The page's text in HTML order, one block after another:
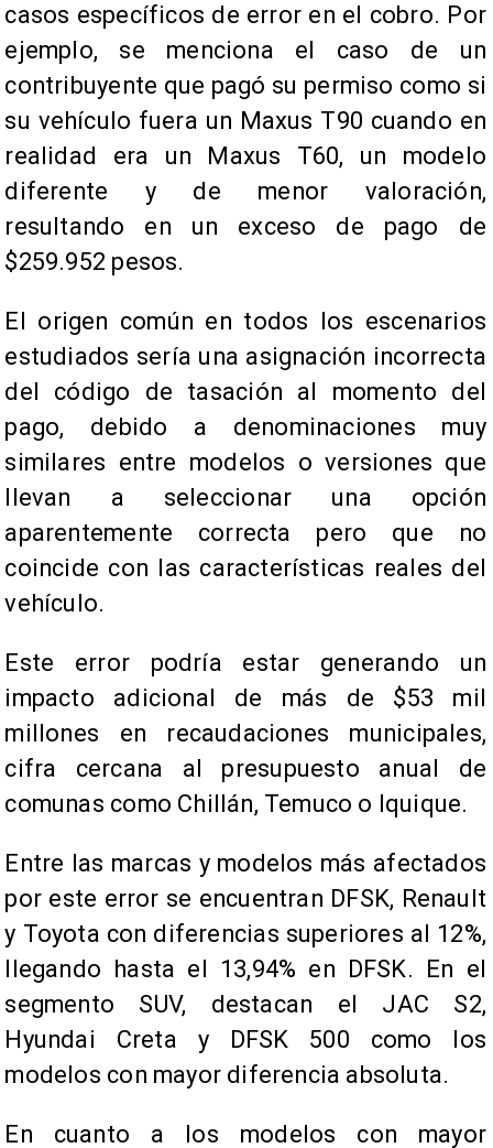
casos específicos de error en el cobro. Por
ejemplo, se menciona el caso de un
contribuyente que pagó su permiso como si
su vehículo fuera un Maxus T90 cuando en
realidad era un Maxus T60, un modelo
diferente y de menor valoración,
resultando en un exceso de pago de
$259.952 pesos.
El origen común en todos los escenarios
estudiados sería una asignación incorrecta
del código de tasación al momento del
pago, debido a denominaciones muy
similares entre modelos o versiones que
llevan a seleccionar una opción
aparentemente correcta pero que no
coincide con las características reales del
vehículo.
Este error podría estar generando un
impacto adicional de más de $53 mil
millones en recaudaciones municipales,
cifra cercana al presupuesto anual de
comunas como Chillán, Temuco o Iquique.
Entre las marcas y modelos más afectados
por este error se encuentran DFSK, Renault
y Toyota con diferencias superiores al 12%,
llegando hasta el 13,94% en DFSK. En el
segmento SUV, destacan el JAC S2,
Hyundai Creta y DFSK 500 como los
modelos con mayor diferencia absoluta.
En cuanto a los modelos con mayor